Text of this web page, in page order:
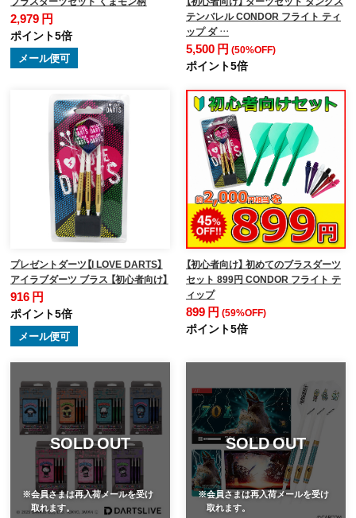
2,979 円
ポイント5倍
メール便可
テンバレル CONDOR フライト ティ
ップ ダ …
5,500 円 (50%OFF)
ポイント5倍
プレゼントダーツ【I LOVE DARTS】
アイラブダーツ ブラス 【初心者向け】
916 円
ポイント5倍
メール便可
【初心者向け】 初めてのブラスダーツ
セット 899円 CONDOR フライト テ
ィップ
899 円 (59%OFF)
ポイント5倍
SOLD OUT
※会員さまは再入荷メールを受け
取れます。
SOLD OUT
※会員さまは再入荷メールを受け
取れます。